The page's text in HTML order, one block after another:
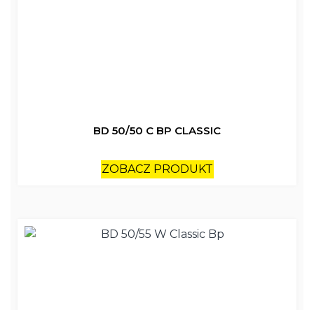
BD 50/50 C BP CLASSIC
ZOBACZ PRODUKT